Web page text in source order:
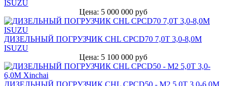
ISUZU
Цена: 5 000 000 руб
ДИЗЕЛЬНЫЙ ПОГРУЗЧИК CHL CPCD70 7,0Т 3,0-8,0М
ISUZU
Цена: 5 100 000 руб
ДИЗЕЛЬНЫЙ ПОГРУЗЧИК CHL CPCD50 - M2 5,0Т 3,0-6,0М